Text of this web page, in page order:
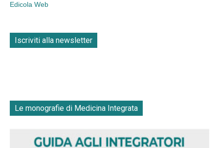
Edicola Web
Iscriviti alla newsletter
Le monografie di Medicina Integrata